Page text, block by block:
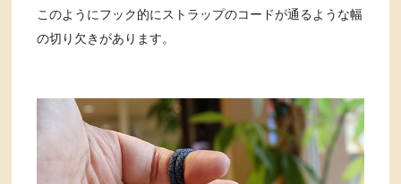
このようにフック的にストラップのコードが通るような幅
の切り欠きがあります。